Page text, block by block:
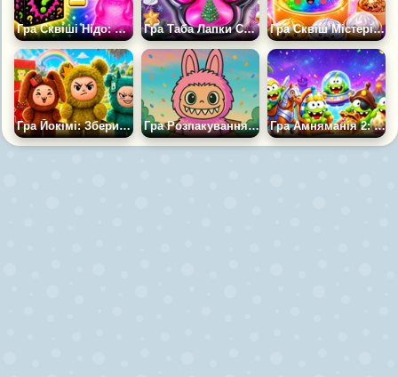
Гра Сквіші Нідо: Веселе Розпакування Гра Таба Лапки Сквіш Розпакування Гра Сквіш Містері Дамплінги: Відкрий Пельмень
Гра Йокімі: Збери Всю Колекцію Гра Розпакування Лабубу Гра Амняманія 2: Розпакування — Колекція Брелків